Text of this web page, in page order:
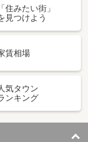
「住みたい街」
見つけよう
賃相場
気タウン
ンキング